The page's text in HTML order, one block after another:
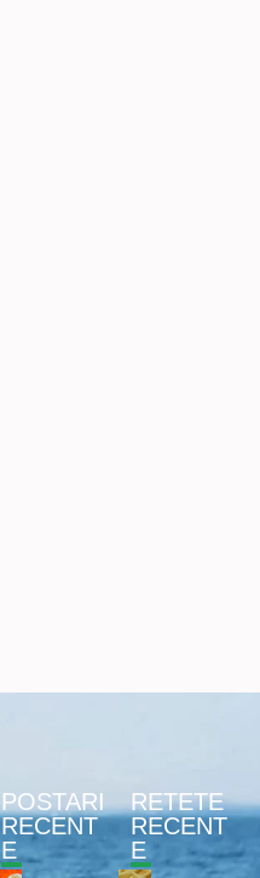
POSTARI
RECENT
E
RETETE
RECENT
E